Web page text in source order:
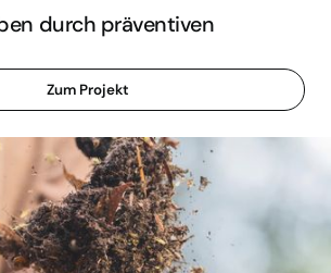
durch präventiven
Zum Projekt